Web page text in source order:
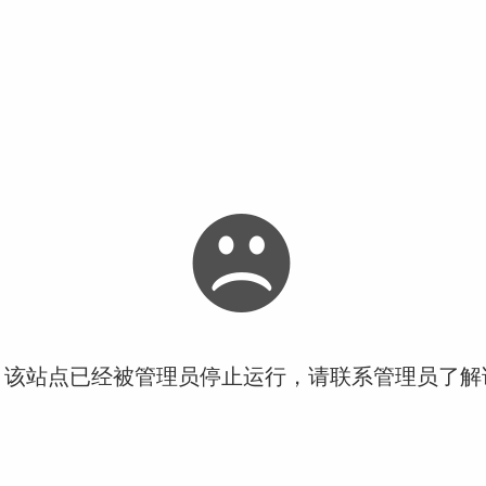
站点已经被管理员停止运行，请联系管理员了